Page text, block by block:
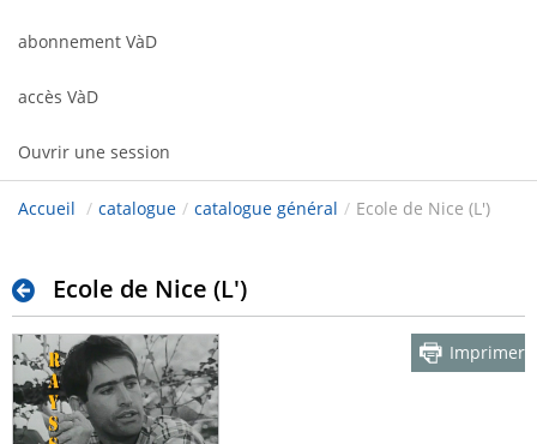
abonnement VàD
accès VàD
Ouvrir une session
Accueil / catalogue / catalogue général / Ecole de Nice (L')
Ecole de Nice (L')
Imprimer